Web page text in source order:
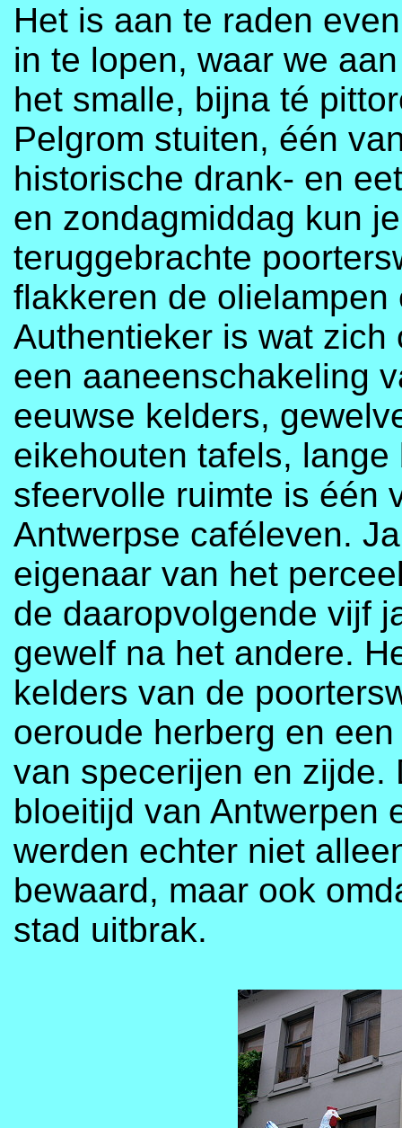
Het is aan te raden
in te lopen, waar we
het smalle, bijna té
Pelgrom stuiten, één
historische drank- en
en zondagmiddag kun
teruggebrachte
flakkeren de
Authentieker is wat
een aaneenschakeling
eeuwse kelders,
eikehouten tafels,
sfeervolle ruimte is één
Antwerpse caféleven.
eigenaar van het
de daaropvolgende vijf
gewelf na het andere.
kelders van de
oeroude herberg en
van specerijen en zijde.
bloeitijd van Antwerpen
werden echter niet
bewaard, maar ook
stad uitbrak.